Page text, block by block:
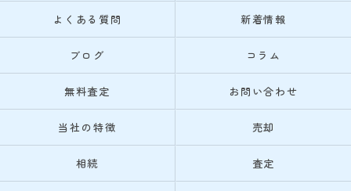
よくある質問 新着情報
ブログ コラム
無料査定 お問い合わせ
当社の特徴 売却
相続 査定